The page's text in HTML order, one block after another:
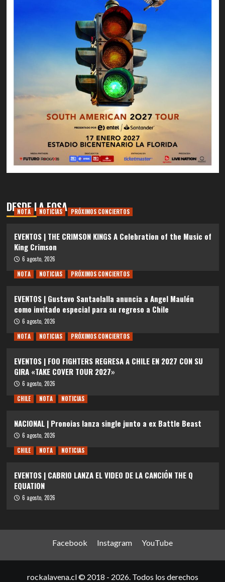
DESDE LA FOSA
NOTA NOTICIAS PRÓXIMOS CONCIERTOS
EVENTOS | THE CRIMSON KINGS A Celebration of the Music of
King Crimson
6 agosto, 2026
NOTA
NOTICIAS PRÓXIMOS CONCIERTOS
EVENTOS | Gustavo Santaolalla anuncia a Angel Maulén
como invitado especial para su regreso a Chile
6 agosto, 2026
NOTA
NOTICIAS PRÓXIMOS CONCIERTOS
EVENTOS | FOO FIGHTERS REGRESA A CHILE EN 2027 CON SU
GIRA «TAKE COVER TOUR 2027»
6 agosto, 2026
CHILE
NOTA NOTICIAS
NACIONAL | Pronoias lanza single junto a ex Battle Beast
6 agosto, 2026
CHILE
NOTA NOTICIAS
EVENTOS | CABRIO LANZA EL VIDEO DE LA CANCIÓN THE Q
EQUATION
6 agosto, 2026
Facebook Instagram YouTube
rockalavena.cl © 2018 - 2026. Todos los derechos